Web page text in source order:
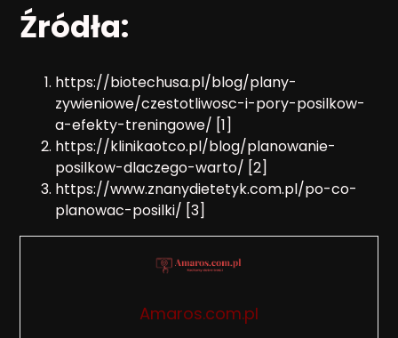
Źródła:
https://biotechusa.pl/blog/plany-
zywieniowe/czestotliwosc-i-pory-posilkow-
a-efekty-treningowe/ [1]
https://klinikaotco.pl/blog/planowanie-
posilkow-dlaczego-warto/ [2]
https://www.znanydietetyk.com.pl/po-co-
planowac-posilki/ [3]
Amaros.com.pl